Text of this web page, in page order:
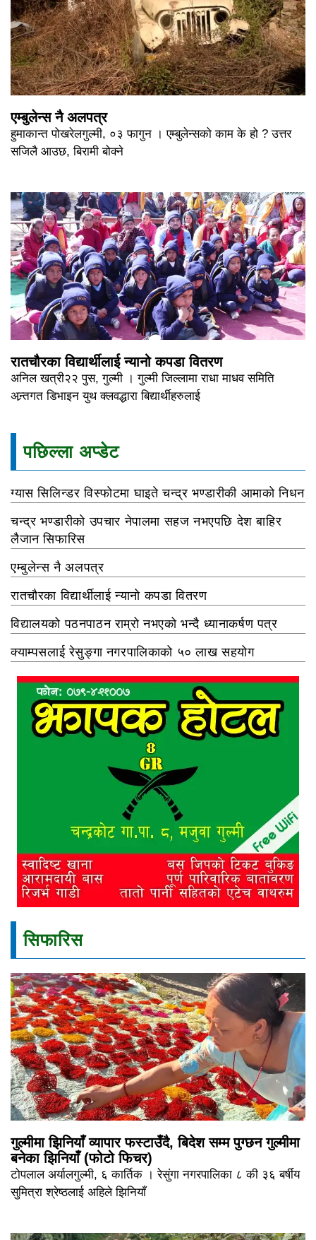
एम्बुलेन्स नै अलपत्र
हुमाकान्त पोखरेलगुल्मी, ०३ फागुन । एम्बुलेन्सको काम के हो ? उत्तर
सजिलै आउछ, बिरामी बोक्ने
रातचौरका विद्यार्थीलाई न्यानो कपडा वितरण
अनिल खत्री२२ पुस, गुल्मी । गुल्मी जिल्लामा राधा माधव समिति
अन्र्तगत डिभाइन युथ क्लवद्धारा बिद्यार्थीहरुलाई
पछिल्ला अप्डेट
ग्यास सिलिन्डर विस्फोटमा घाइते चन्द्र भण्डारीकी आमाको निधन
चन्द्र भण्डारीको उपचार नेपालमा सहज नभएपछि देश बाहिर
लैजान सिफारिस
एम्बुलेन्स नै अलपत्र
रातचौरका विद्यार्थीलाई न्यानो कपडा वितरण
विद्यालयको पठनपाठन राम्रो नभएको भन्दै ध्यानाकर्षण पत्र
क्याम्पसलाई रेसुङ्गा नगरपालिकाको ५० लाख सहयोग
सिफारिस
गुल्मीमा झिनियाँ व्यापार फस्टाउँदै, बिदेश सम्म पुग्छन गुल्मीमा
बनेका झिनियाँ (फोटो फिचर)
टोपलाल अर्यालगुल्मी, ६ कार्तिक । रेसुंगा नगरपालिका ८ की ३६ बर्षीय
सुमित्रा श्रेष्ठलाई अहिले झिनियाँ